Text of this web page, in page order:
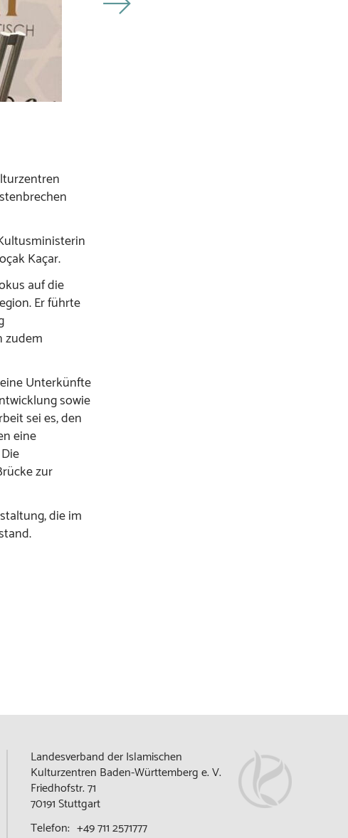
Kaçar.
auf die
Er führte
zudem
Unterkünfte
sowie
sei es, den
eine
zur
die im
Landesverband der Islamischen
Kulturzentren Baden-Württemberg e. V.
Friedhofstr. 71
70191 Stuttgart
Telefon: +49 711 2571777